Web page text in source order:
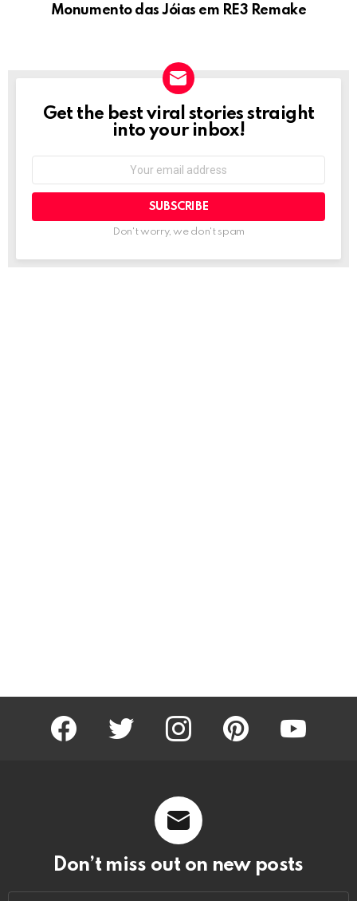
Monumento das Jóias em RE3 Remake
NEWSLETTER
Get the best viral stories straight
into your inbox!
Don't worry, we don't spam
facebook twitter instagram pinterest youtube
Don’t miss out on new posts